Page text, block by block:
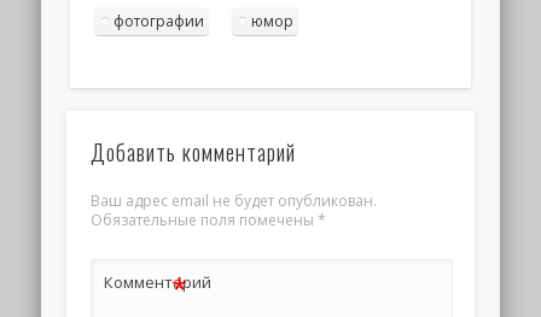
фотографии юмор
Добавить комментарий
Ваш адрес email не будет опубликован.
Обязательные поля помечены *
Комментарий
*